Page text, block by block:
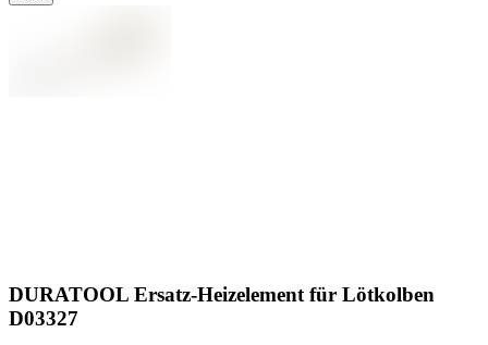
DURATOOL Ersatz-Heizelement für Lötkolben
D03327